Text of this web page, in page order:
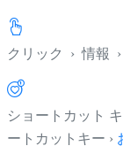
クリック ›情報 ›
ショートカット
ートカットキー ›